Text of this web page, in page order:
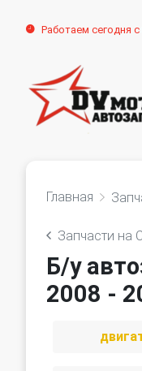
Работаем сегодня с
Главная
Запчасти на
Б/у
2008 -